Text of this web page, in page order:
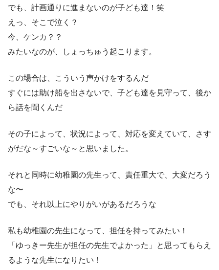
でも、計画通りに進まないのが子ども達！笑
えっ、そこで泣く？
今、ケンカ？？
みたいなのが、しょっちゅう起こります。
この場合は、こういう声かけをするんだ
すぐには助け船を出さないで、子ども達を見守って、後か
ら話を聞くんだ
その子によって、状況によって、対応を変えていて、さす
がだな～すごいな～と思いました。
それと同時に幼稚園の先生って、責任重大で、大変だろう
な〜
でも、それ以上にやりがいがあるだろうな
私も幼稚園の先生になって、担任を持ってみたい！
「ゆっきー先生が担任の先生でよかった」と思ってもらえ
るような先生になりたい！